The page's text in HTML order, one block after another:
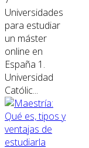
Universidades
para estudiar
un máster
online en
España 1.
Universidad
Católic...